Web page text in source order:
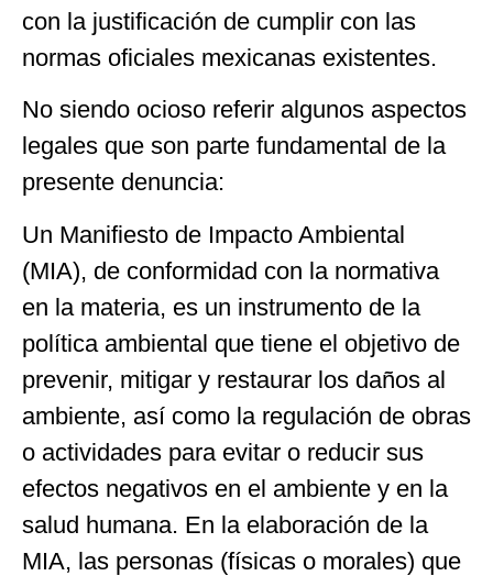
con la justificación de cumplir con las
normas oficiales mexicanas existentes.
No siendo ocioso referir algunos aspectos
legales que son parte fundamental de la
presente denuncia:
Un Manifiesto de Impacto Ambiental
(MIA), de conformidad con la normativa
en la materia, es un instrumento de la
política ambiental que tiene el objetivo de
prevenir, mitigar y restaurar los daños al
ambiente, así como la regulación de obras
o actividades para evitar o reducir sus
efectos negativos en el ambiente y en la
salud humana. En la elaboración de la
MIA, las personas (físicas o morales) que